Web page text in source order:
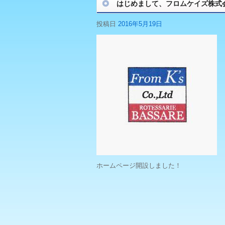
はじめまして、フロムケイズ株式
投稿日 2016年5月19日
ホームページ開設しました！